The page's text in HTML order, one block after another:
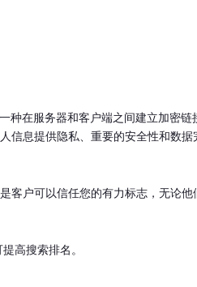
种在服务器和客户端之间建立加密
信息提供隐私、重要的安全性和数据
客户可以信任您的有力标志，无论他
提高搜索排名。